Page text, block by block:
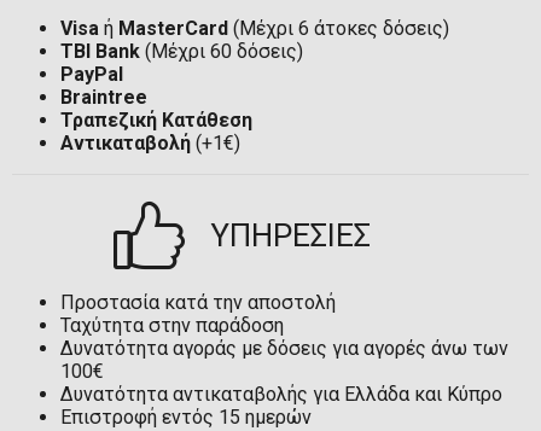
Visa ή MasterCard (Μέχρι 6 άτοκες δόσεις)
TBI Bank (Μέχρι 60 δόσεις)
PayPal
Braintree
Τραπεζική Κατάθεση
Αντικαταβολή (+1€)
ΥΠΗΡΕΣΙΕΣ
Προστασία κατά την αποστολή
Ταχύτητα στην παράδοση
Δυνατότητα αγοράς με δόσεις για αγορές άνω των
100€
Δυνατότητα αντικαταβολής για Ελλάδα και Κύπρο
Επιστροφή εντός 15 ημερών